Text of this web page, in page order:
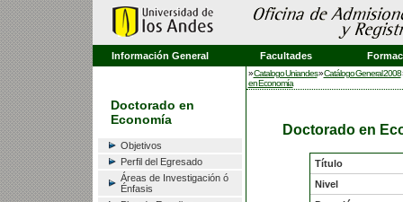
Información General Facultades
Doctorado en
Economía
Objetivos
Perfil del Egresado
Áreas de Investigación ó
Énfasis
»Catalogo Uniandes»Catálogo General 2008
en Economía
Doctorado en
Título
Nivel